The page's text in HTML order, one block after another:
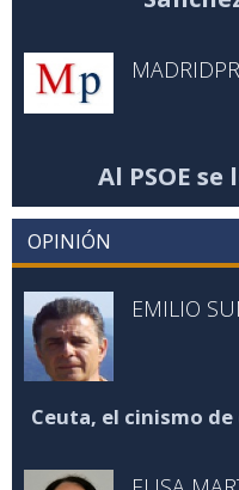
Al PSOE
OPINIÓN
EMILIO
Ceuta, el cinismo